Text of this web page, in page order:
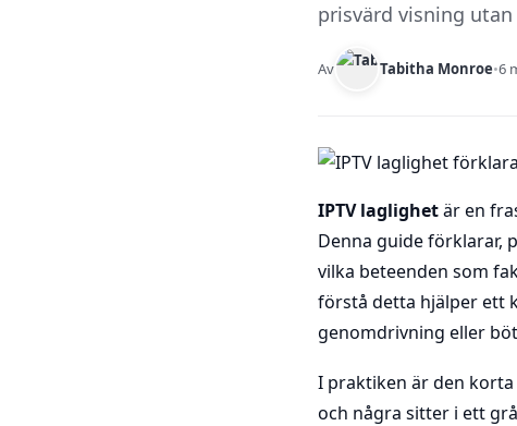
prisvärd visning utan
Av Tabitha Monroe•6
IPTV laglighetär en
Denna guide förklarar,
vilka beteenden som
förstå detta hjälper ett
genomdrivning eller
I praktiken är den
och några sitter i ett